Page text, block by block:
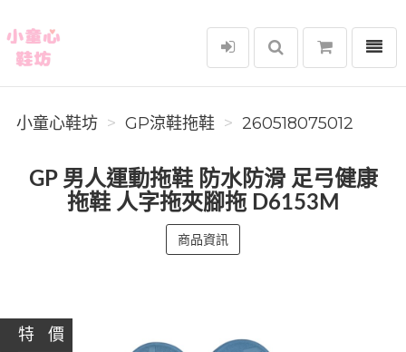
小童心鞋坊
選單
小童心鞋坊 GP涼鞋拖鞋 260518075012
GP 男人運動拖鞋 防水防滑 足弓健康
拖鞋 人字拖夾腳拖 D6153M
商品資訊
特 價